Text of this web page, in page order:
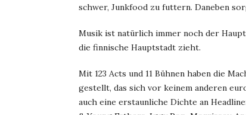
schwer, Junkfood zu futtern. Daneben
Musik ist natürlich immer noch der
die finnische Hauptstadt zieht.
Mit 123 Acts und 11 Bühnen haben die
gestellt, das sich vor keinem anderen
auch eine erstaunliche Dichte an